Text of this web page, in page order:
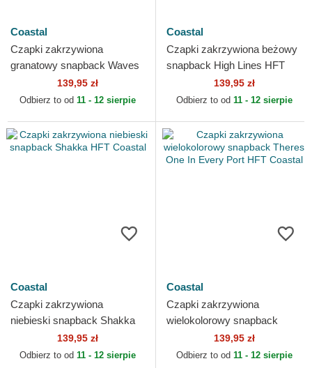
Coastal
Czapki zakrzywiona
granatowy snapback Waves
HFT Coastal139,95 zł
Odbierz to od 11 - 12 sierpie
Coastal
Czapki zakrzywiona beżowy
snapback High Lines HFT
139,95 zł
Odbierz to od 11 - 12 sierpie
Coastal
Czapki zakrzywiona
niebieski snapback Shakka
HFT Coastal139,95 zł
Odbierz to od 11 - 12 sierpie
Coastal
Czapki zakrzywiona
wielokolorowy snapback
Theres One In Every Port
HFT Coastal
139,95 zł
Odbierz to od 11 - 12 sierpie